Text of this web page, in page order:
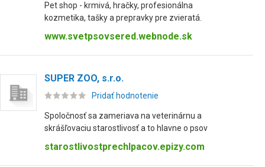
Pet shop - krmivá, hračky, profesionálna
kozmetika, tašky a prepravky pre zvieratá.
www.svetpsovsered.webnode.sk
SUPER ZOO, s.r.o.
Pridať hodnotenie
Spoločnosť sa zameriava na veterinárnu a
skrášľovaciu starostlivosť a to hlavne o psov
starostlivostprechlpacov.epizy.com